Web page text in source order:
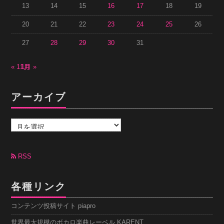
13 14 15 16 17 18 19
20 21 22 23 24 25 26
27 28 29 30 31
« 11月1月 »
アーカイブ
カ
ブRSS
各種リンク
コンテンツ投稿サイト piapro